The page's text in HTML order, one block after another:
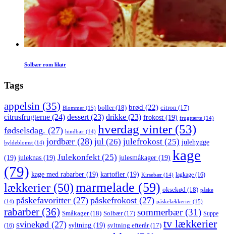
Solbær rom likør
Tags
appelsin (35) Blommer (15) boller(18) brød (22) citron (17)
citrusfrugterne (24) dessert (23) drikke (23) frokost (19) frugttærte (14)
fødselsdag. (27) hindbær (14) hverdag vinter(53)
hyldeblomst (14) jordbær (28) jul (26) julefrokost (25) julehygge
(19) juleknas (19) Julekonfekt (25) julesmåkager (19) kage
(79) kage med rabarber (19) kartofler (19) Kirsebær (14) lagkage (16)
lækkerier (50)marmelade (59) oksekød (18) påske
(14) påskefavoritter (27) påskefrokost (27) påskelækkerier (15)
rabarber (36) Småkager(18) Solbær(17) sommerbær(31) Suppe
(16) svinekød (27) syltning (19) syltning efterår(17) tv lækkerier